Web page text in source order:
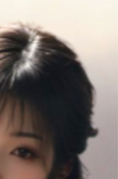
서의 스트레스로 인해 강남
텐데,...